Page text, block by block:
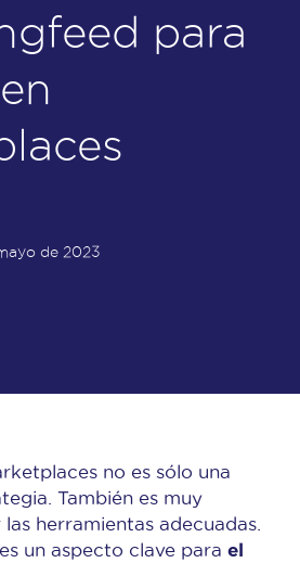
para
de 2023
no es sólo una
También es muy
herramientas adecuadas.
un aspecto clave para el